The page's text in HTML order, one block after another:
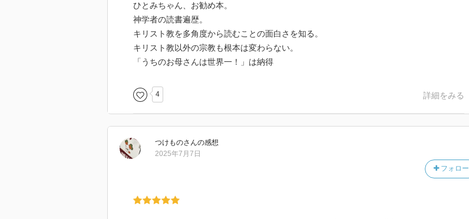
れは、長く大学の教員を見ているとよくわかる。優れた業績を上げるため、たしかに人間
性の他の部分を犠牲にして研究に没頭してきたのだろう。真の教養人は、大学には稀であ
る。
そうなのだろうか。嗜むだけの教養ではなく、もっと人生や信仰と一体化していくような
ながら、自らと対話してしまうような、語り出したくなるような読書だった。
ひとみちゃん、お勧め本。
神学者の読書遍歴。
キリスト教を多角度から読むことの面白さを知る。
キリスト教以外の宗教も根本は変わらない。
「うちのお母さんは世界一！」は納得
4 詳細をみる
つけものさんの感想
フォロー
2025年7月7日